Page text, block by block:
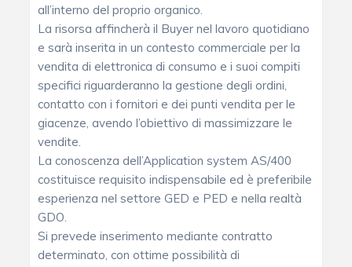
all’interno del proprio organico.
La risorsa affincherà il Buyer nel lavoro quotidiano
e sarà inserita in un contesto commerciale per la
vendita di elettronica di consumo e i suoi compiti
specifici riguarderanno la gestione degli ordini,
contatto con i fornitori e dei punti vendita per le
giacenze, avendo l’obiettivo di massimizzare le
vendite.
La conoscenza dell’Application system AS/400
costituisce requisito indispensabile ed è preferibile
esperienza nel settore GED e PED e nella realtà
GDO.
Si prevede inserimento mediante contratto
determinato, con ottime possibilità di